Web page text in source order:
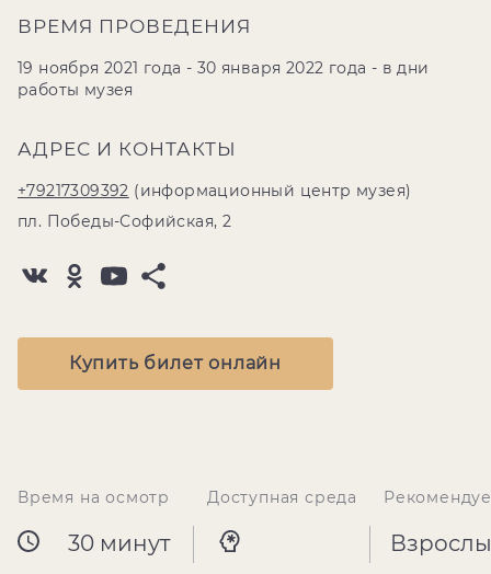
ВРЕМЯ ПРОВЕДЕНИЯ
19 ноября 2021 года - 30 января 2022 года - в дни
работы музея
АДРЕС И КОНТАКТЫ
+79217309392 (информационный центр музея)
пл. Победы-Софийская, 2
Купить билет онлайн
Время на осмотр
30 минут
Доступная среда